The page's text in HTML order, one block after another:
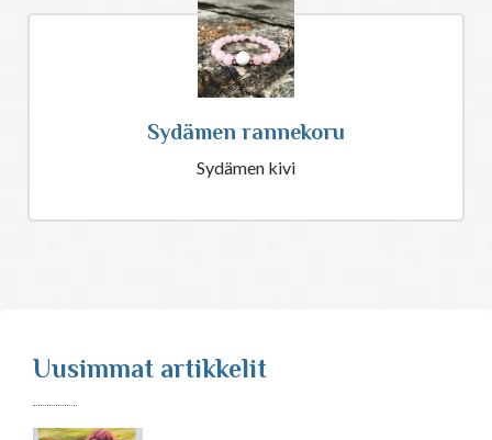
Sydämen rannekoru
Sydämen kivi
Uusimmat artikkelit